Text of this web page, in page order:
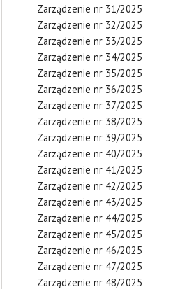
Zarządzenie nr 31/2025
Zarządzenie nr 32/2025
Zarządzenie nr 33/2025
Zarządzenie nr 34/2025
Zarządzenie nr 35/2025
Zarządzenie nr 36/2025
Zarządzenie nr 37/2025
Zarządzenie nr 38/2025
Zarządzenie nr 39/2025
Zarządzenie nr 40/2025
Zarządzenie nr 41/2025
Zarządzenie nr 42/2025
Zarządzenie nr 43/2025
Zarządzenie nr 44/2025
Zarządzenie nr 45/2025
Zarządzenie nr 46/2025
Zarządzenie nr 47/2025
Zarządzenie nr 48/2025